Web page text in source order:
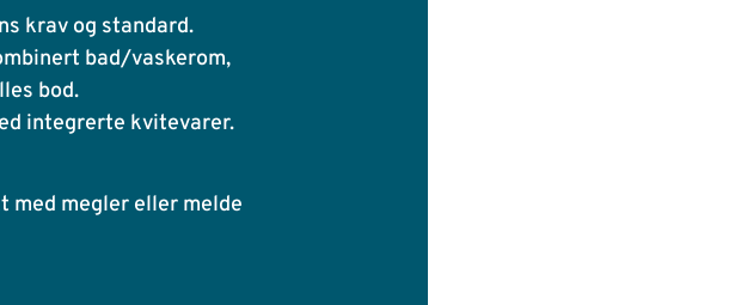
krav og standard.
bad/vaskerom,
bod.
integrerte kvitevarer.
med megler eller melde